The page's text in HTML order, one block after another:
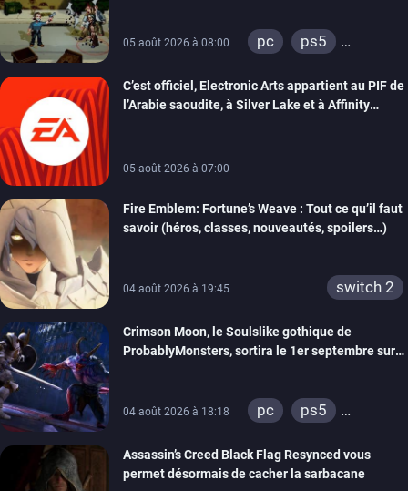
05 août 2026 à 08:00 pc
ps5
switch
switch 2
C’est officiel, Electronic Arts appartient au PIF de
l’Arabie saoudite, à Silver Lake et à Affinity
05 août 2026 à 07:00
Fire Emblem: Fortune’s Weave : Tout ce qu’il faut
savoir (héros, classes, nouveautés, spoilers…)
04 août 2026 à 19:45 switch 2
Crimson Moon, le Soulslike gothique de
ProbablyMonsters, sortira le 1er septembre sur
04 août 2026 à 18:18 pc
ps5
Assassin’s Creed Black Flag Resynced vous
permet désormais de cacher la sarbacane